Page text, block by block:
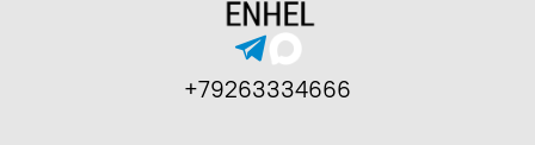
+79263334666